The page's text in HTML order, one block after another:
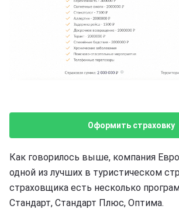
Оформить страховку
Как говорилось выше, компания
одной из лучших в туристическом
страховщика есть несколько
Стандарт, Стандарт Плюс, Оптима.